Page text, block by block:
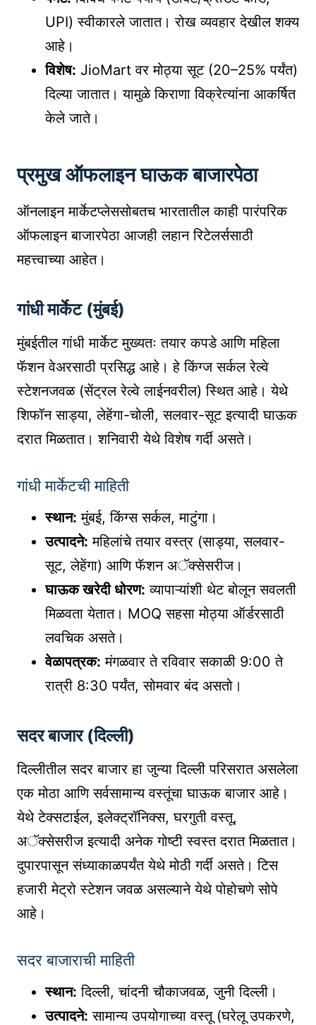
UPI) स्वीकारले जातात। रोख व्यवहार देखील शक्य
आहे।
विशेष: JioMart वर मोठ्या सूट (20–25% पर्यंत)
दिल्या जातात। यामुळे किराणा विक्रेत्यांना आकर्षित
केले जाते।
प्रमुख ऑफलाइन घाऊक बाजारपेठा
ऑनलाइन मार्केटप्लेससोबतच भारतातील काही पारंपरिक
ऑफलाइन बाजारपेठा आजही लहान रिटेलर्ससाठी
महत्त्वाच्या आहेत।
गांधी मार्केट (मुंबई)
मुंबईतील गांधी मार्केट मुख्यतः तयार कपडे आणि महिला
फॅशन वेअरसाठी प्रसिद्ध आहे। हे किंग्ज सर्कल रेल्वे
स्टेशनजवळ (सेंट्रल रेल्वे लाईनवरील) स्थित आहे। येथे
शिफॉन साड्या, लेहेंगा-चोली, सलवार-सूट इत्यादी घाऊक
दरात मिळतात। शनिवारी येथे विशेष गर्दी असते।
गांधी मार्केटची माहिती
स्थान: मुंबई, किंग्स सर्कल, माटुंगा।
उत्पादने: महिलांचे तयार वस्त्र (साड्या, सलवार-
सूट, लेहेंगा) आणि फॅशन अॅक्सेसरीज।
घाऊक खरेदी धोरण: व्यापाऱ्यांशी थेट बोलून सवलती
मिळवता येतात। MOQ सहसा मोठ्या ऑर्डरसाठी
लवचिक असते।
वेळापत्रक: मंगळवार ते रविवार सकाळी 9:00 ते
रात्री 8:30 पर्यंत, सोमवार बंद असतो।
सदर बाजार (दिल्ली)
दिल्लीतील सदर बाजार हा जुन्या दिल्ली परिसरात असलेला
एक मोठा आणि सर्वसामान्य वस्तूंचा घाऊक बाजार आहे।
येथे टेक्सटाईल, इलेक्ट्रॉनिक्स, घरगुती वस्तू,
अॅक्सेसरीज इत्यादी अनेक गोष्टी स्वस्त दरात मिळतात।
दुपारपासून संध्याकाळपर्यंत येथे मोठी गर्दी असते। टिस
हजारी मेट्रो स्टेशन जवळ असल्याने येथे पोहोचणे सोपे
आहे।
सदर बाजाराची माहिती
स्थान: दिल्ली, चांदनी चौकाजवळ, जुनी दिल्ली।
उत्पादने: सामान्य उपयोगाच्या वस्तू (घरेलू उपकरणे,